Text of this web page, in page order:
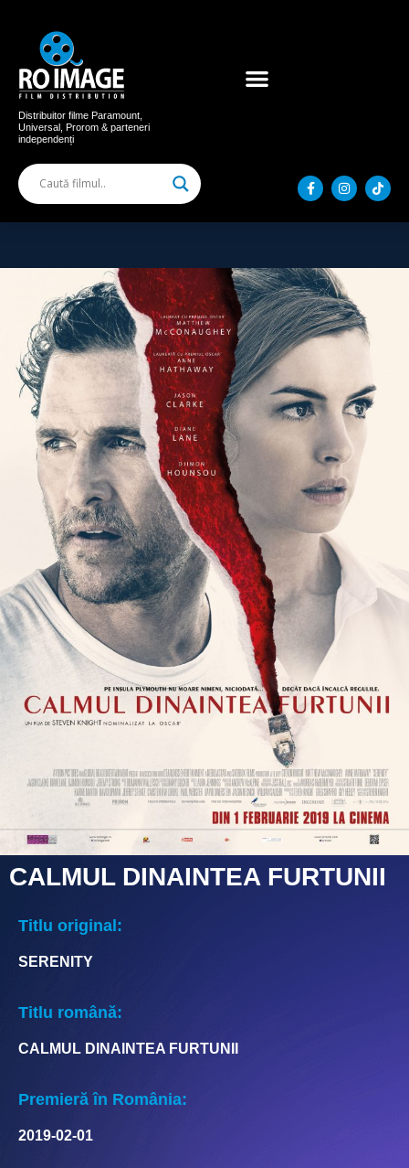
Distribuitor filme Paramount,
Universal, Prorom & parteneri
independenți
CALMUL DINAINTEA FURTUNII
Titlu original:
SERENITY
Titlu română:
CALMUL DINAINTEA FURTUNII
Premieră în România:
2019-02-01